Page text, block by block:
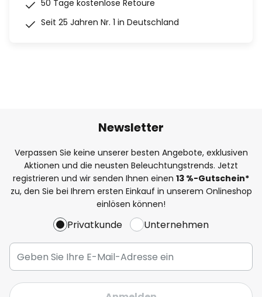
50 Tage kostenlose Retoure
Seit 25 Jahren Nr. 1 in Deutschland
Newsletter
Verpassen Sie keine unserer besten Angebote, exklusiven
Aktionen und die neusten Beleuchtungstrends. Jetzt
registrieren und wir senden Ihnen einen 13 %-Gutschein*
zu, den Sie bei Ihrem ersten Einkauf in unserem Onlineshop
einlösen können!
Privatkunde Unternehmen